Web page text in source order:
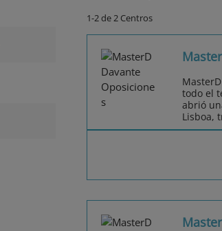
1-2 de 2 Centros
todo el
abrió
Lisboa,